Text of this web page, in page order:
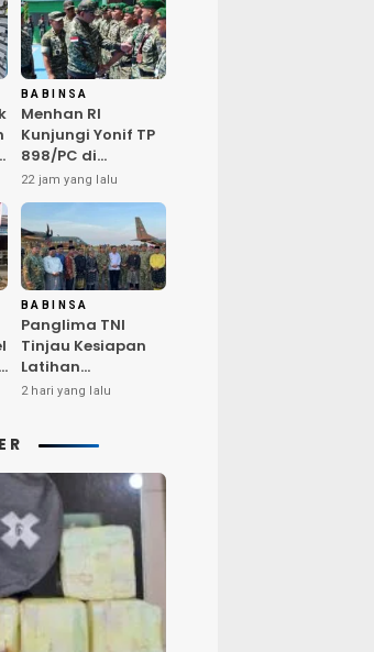
BABINSA
Menhan RI
Kunjungi Yonif TP
898/PC di
Kampar,
Tegaskan
Kualitas SDM
Kunci Kekuatan
TNI
22 jam yang lalu
BABINSA
Panglima TNI
Tinjau Kesiapan
Latihan
Terintegrasi TNI
2 hari yang lalu